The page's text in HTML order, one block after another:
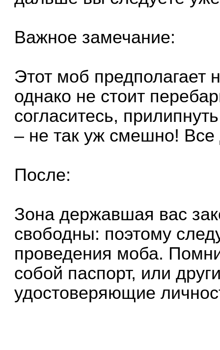
Важное замечание:
Этот моб предполагает
однако не стоит
согласитесь,
– не так уж смешно! Все
После:
Зона державшая вас
свободны: поэтому
проведения моба.
собой паспорт, или
удостоверяющие